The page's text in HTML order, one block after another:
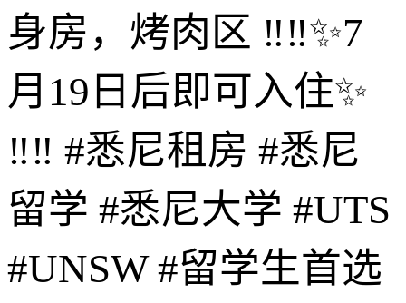
身房，烤肉区 ‼️‼️✨7
月19日后即可入住✨
‼️‼️ #悉尼租房 #悉尼
留学 #悉尼大学 #UTS
#UNSW #留学生首选